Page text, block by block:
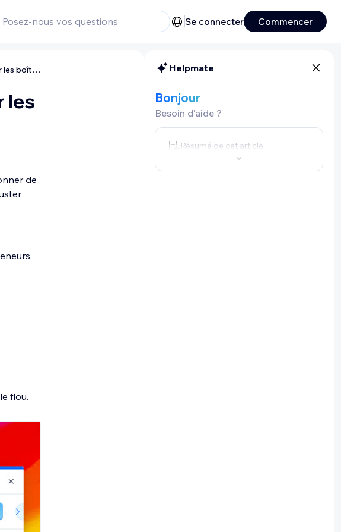
Se connecter Commencer
Éditeur Wix : Utiliser l'effet de verre sur les boîtes
les
de
flou.
Helpmate
Bonjour
Besoin d'aide ?
Résumé de cet article